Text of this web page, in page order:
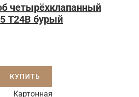
четырёхклапанный
Т24В бурый
КУПИТЬ